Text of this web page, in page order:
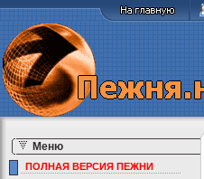
Меню
ПОЛНАЯ ВЕРСИЯ ПЕЖНИ